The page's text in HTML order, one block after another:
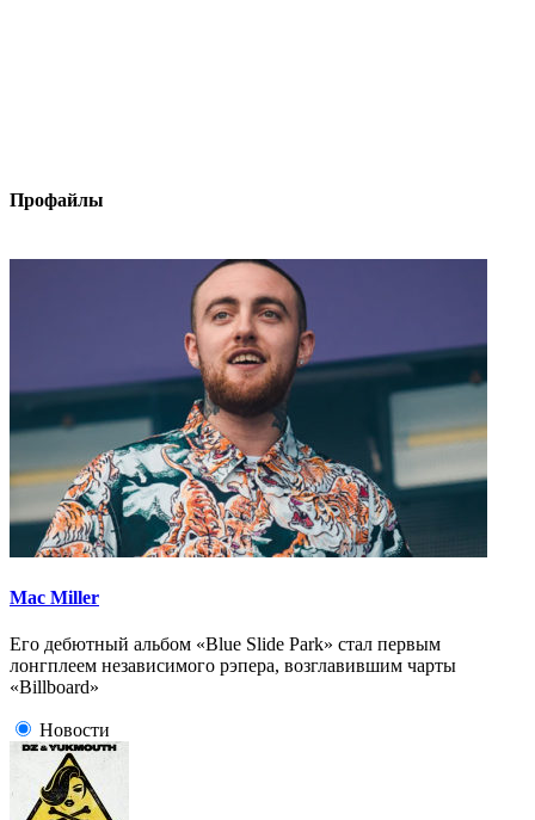
Профайлы
Mac Miller
Его дебютный альбом «Blue Slide Park» стал первым
лонгплеем независимого рэпера, возглавившим чарты
«Billboard»
Новости